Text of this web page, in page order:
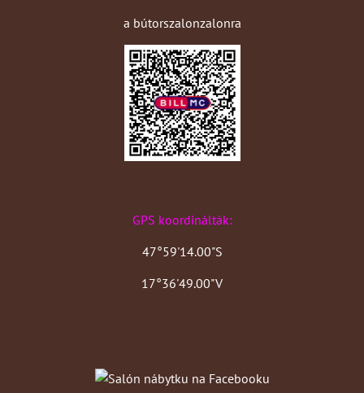
a bútorszalonzalonra
GPS koordinálták:
47°59'14.00"S
17°36'49.00"V